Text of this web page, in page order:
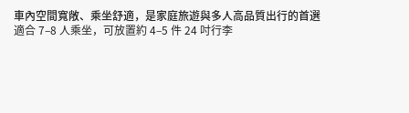
車內空間寬敞、乘坐舒適，是家庭旅遊與多人高品質出行的首選
適合 7–8 人乘坐，可放置約 4–5 件 24 吋行李